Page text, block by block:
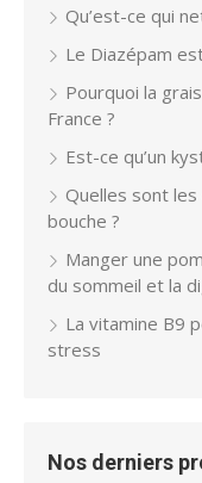
Qu’est-ce qui
Le Diazépam
Pourquoi la
France ?
Est-ce qu’un
Quelles sont les
bouche ?
Manger une
du sommeil et la
La vitamine B9
stress
Nos derniers